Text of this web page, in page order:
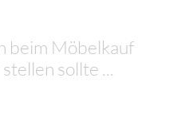
beim Möbelkauf
sollte ...